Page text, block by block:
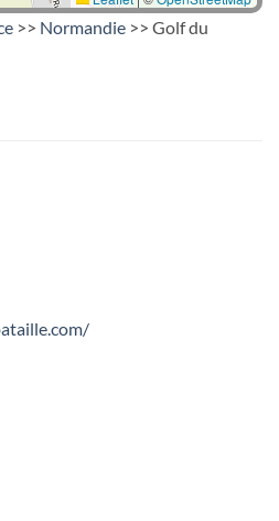
>> Normandie >> Golf du